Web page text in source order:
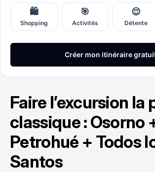
Faire l’excursion la
classique : Osorno
Petrohué + Todos
Santos